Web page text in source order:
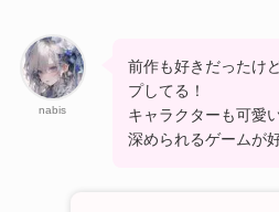
nabis
前作も好きだったけ
プしてる！
キャラクターも可愛
深められるゲームが